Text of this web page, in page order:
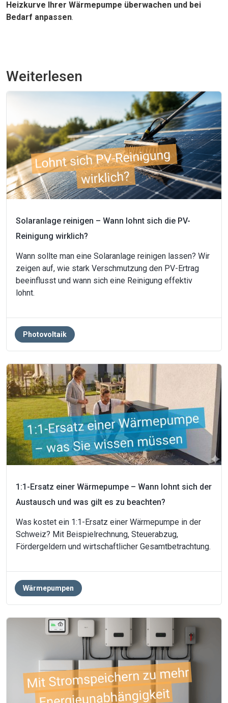
Heizkurve Ihrer Wärmepumpe überwachen und bei
Bedarf anpassen.
Weiterlesen
Solaranlage reinigen – Wann lohnt sich die PV-
Reinigung wirklich?
Wann sollte man eine Solaranlage reinigen lassen? Wir
zeigen auf, wie stark Verschmutzung den PV-Ertrag
beeinflusst und wann sich eine Reinigung effektiv
lohnt.
Photovoltaik
1:1-Ersatz einer Wärmepumpe – Wann lohnt sich der
Austausch und was gilt es zu beachten?
Was kostet ein 1:1-Ersatz einer Wärmepumpe in der
Schweiz? Mit Beispielrechnung, Steuerabzug,
Fördergeldern und wirtschaftlicher Gesamtbetrachtung.
Wärmepumpen